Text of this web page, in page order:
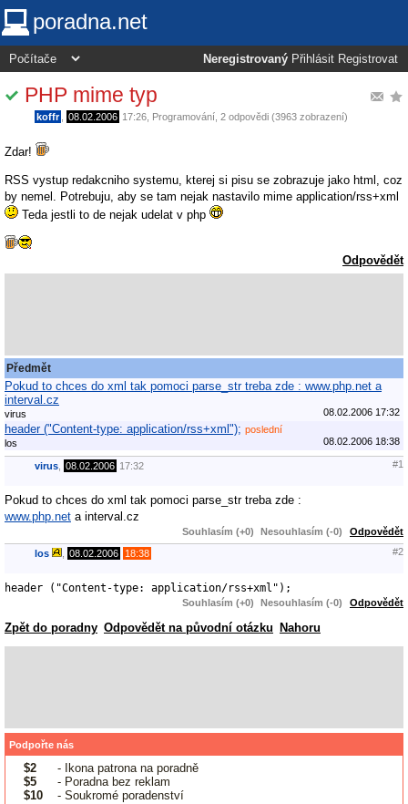
poradna.net
Neregistrovaný Přihlásit Registrovat
PHP mime typ
koffr 08.02.2006 17:26 Programování , 2 odpovědi (3963 zobrazení)
Zdar!
RSS vystup redakcniho systemu, kterej si pisu se zobrazuje jako html, coz
by nemel. Potrebuju, aby se tam nejak nastavilo mime application/rss+xml
Teda jestli to de nejak udelat v php
Odpovědět
Předmět
Pokud to chces do xml tak pomoci parse_str treba zde : www.php.net a
interval.cz
virus 08.02.2006 17:32
header ("Content-type: application/rss+xml"); poslední
los
08.02.2006 18:38
virus 08.02.2006 17:32 #1
Pokud to chces do xml tak pomoci parse_str treba zde :
www.php.net a interval.cz
Souhlasím (+0) Nesouhlasím (-0) Odpovědět
los 08.02.2006 18:38 #2
header ("Content-type: application/rss+xml");
Souhlasím (+0) Nesouhlasím (-0) Odpovědět
Zpět do poradny Odpovědět na původní otázku Nahoru
Podpořte nás
$2
- Ikona patrona na poradně
$5
- Poradna bez reklam
$10
- Soukromé poradenství